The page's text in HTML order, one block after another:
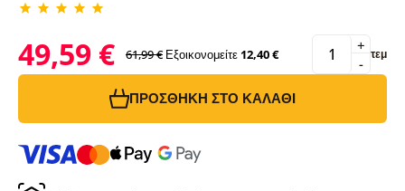
49,59 € 61,99 € Εξοικονομείτε12,40 € -
+ τεμ
ΠΡΟΣΘΉΚΗ ΣΤΟ ΚΑΛΆΘΙ